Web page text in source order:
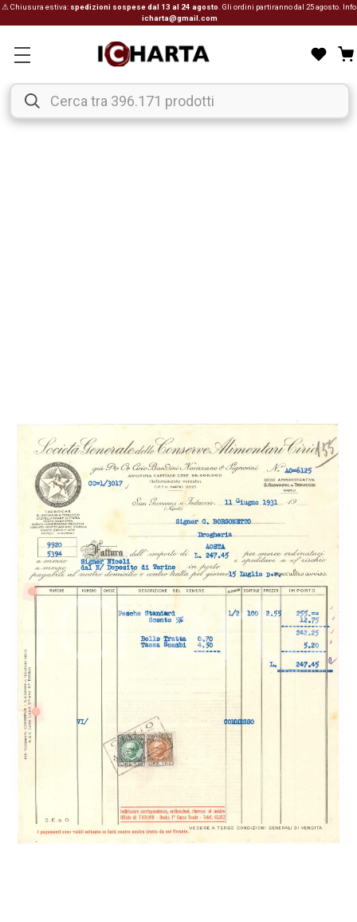
⚠ Chiusura estiva: spedizioni sospese dal 13 al 24 agosto . Gli ordini partiranno dal 25 agosto. Info:
icharta@gmail.com